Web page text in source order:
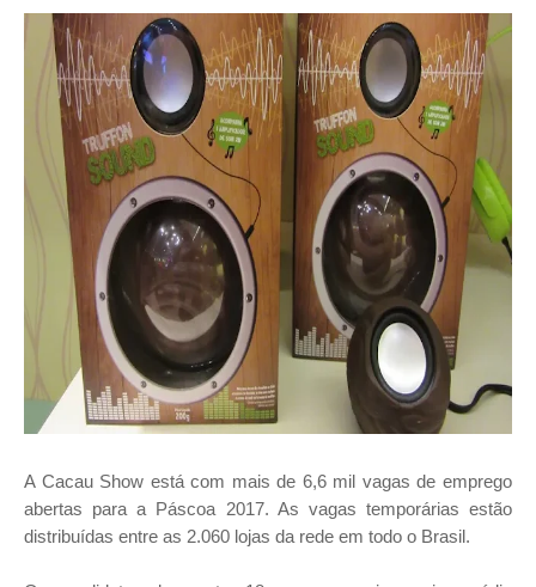
A Cacau Show está com mais de 6,6 mil vagas de emprego
abertas para a Páscoa 2017. As vagas temporárias estão
distribuídas entre as 2.060 lojas da rede em todo o Brasil.